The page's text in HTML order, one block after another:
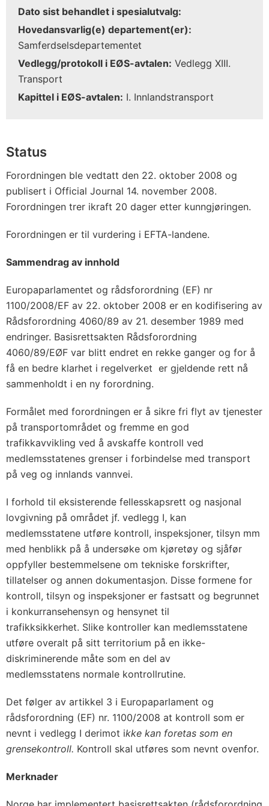
Dato sist behandlet i spesialutvalg:
Hovedansvarlig(e) departement(er):
Samferdselsdepartementet
Vedlegg/protokoll i EØS-avtalen: Vedlegg XIII.
Transport
Kapittel i EØS-avtalen: I. Innlandstransport
Status
Forordningen ble vedtatt den 22. oktober 2008 og
publisert i Official Journal 14. november 2008.
Forordningen trer ikraft 20 dager etter kunngjøringen.
Forordningen er til vurdering i EFTA-landene.
Sammendrag av innhold
Europaparlamentet og rådsforordning (EF) nr
1100/2008/EF av 22. oktober 2008 er en kodifisering av
Rådsforordning 4060/89 av 21. desember 1989 med
endringer. Basisrettsakten Rådsforordning
4060/89/EØF var blitt endret en rekke ganger og for å
få en bedre klarhet i regelverket er gjeldende rett nå
sammenholdt i en ny forordning.
Formålet med forordningen er å sikre fri flyt av tjenester
på transportområdet og fremme en god
trafikkavvikling ved å avskaffe kontroll ved
medlemsstatenes grenser i forbindelse med transport
på veg og innlands vannvei.
I forhold til eksisterende fellesskapsrett og nasjonal
lovgivning på området jf. vedlegg I, kan
medlemsstatene utføre kontroll, inspeksjoner, tilsyn mm
med henblikk på å undersøke om kjøretøy og sjåfør
oppfyller bestemmelsene om tekniske forskrifter,
tillatelser og annen dokumentasjon. Disse formene for
kontroll, tilsyn og inspeksjoner er fastsatt og begrunnet
i konkurransehensyn og hensynet til
trafikksikkerhet. Slike kontroller kan medlemsstatene
utføre overalt på sitt territorium på en ikke-
diskriminerende måte som en del av
medlemsstatens normale kontrollrutine.
Det følger av artikkel 3 i Europaparlament og
rådsforordning (EF) nr. 1100/2008 at kontroll som er
nevnt i vedlegg I derimot ikke kan foretas som en
grensekontroll. Kontroll skal utføres som nevnt ovenfor.
Merknader